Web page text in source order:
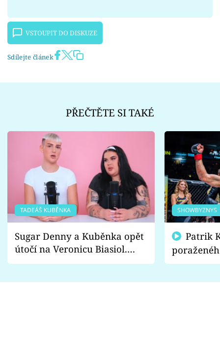
VSTOUPIT DO DISKUZE
Sdílejte článek
PŘEČTĚTE SI TAKÉ
TADEÁŠ KUBĚNKA
Sugar Denny a Kuběnka opět
útočí na Veronicu Biasiol.
Proč je podle nich falešná a
SHOWBYZNYS
fanoušci